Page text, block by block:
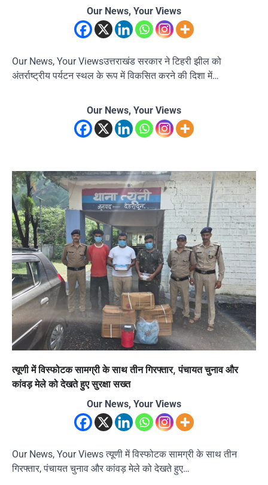
Our News, Your Views
Our News, Your Viewsउत्तराखंड सरकार ने टिहरी झील को
अंतर्राष्ट्रीय पर्यटन स्थल के रूप में विकसित करने की दिशा में…
Our News, Your Views
त्यूणी में विस्फोटक सामग्री के साथ तीन गिरफ्तार, पंचायत चुनाव और
कांवड़ मेले को देखते हुए सुरक्षा सख्त
Our News, Your Views
Our News, Your Views त्यूणी में विस्फोटक सामग्री के साथ तीन
गिरफ्तार, पंचायत चुनाव और कांवड़ मेले को देखते हुए…